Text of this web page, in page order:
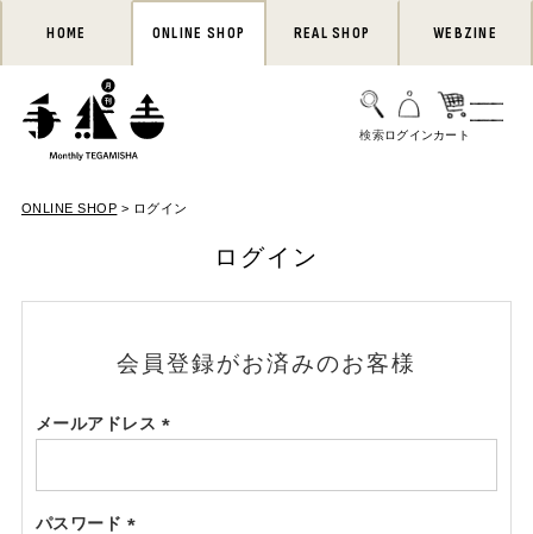
HOME ONLINE SHOP REAL SHOP WEBZINE
ONLINE SHOP ログイン
ログイン
会員登録がお済みのお客様
メールアドレス
須)
パスワード